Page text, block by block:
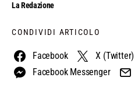
La Redazione
CONDIVIDI ARTICOLO
Facebook X (Twitter)
Facebook Messenger